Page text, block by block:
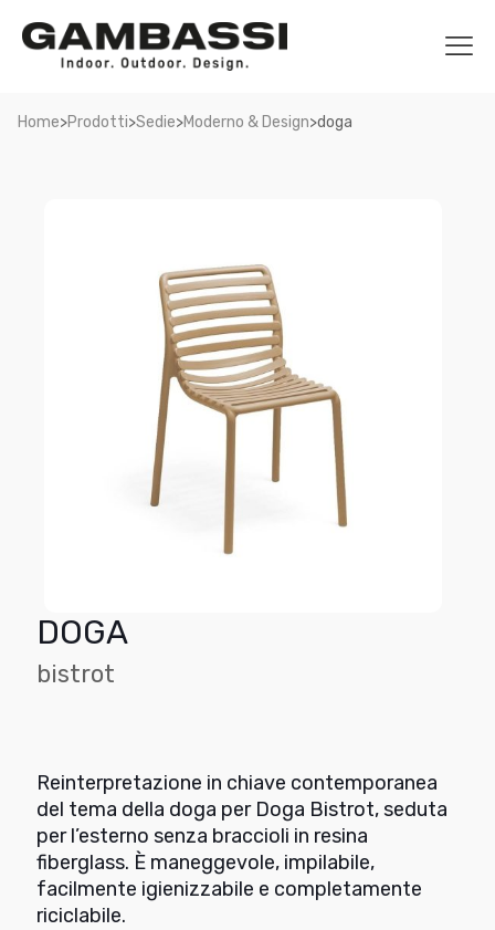
Home>Prodotti>Sedie>Moderno & Design>doga
DOGA
bistrot
Reinterpretazione in chiave contemporanea
del tema della doga per Doga Bistrot, seduta
per l’esterno senza braccioli in resina
fiberglass. È maneggevole, impilabile,
facilmente igienizzabile e completamente
riciclabile.